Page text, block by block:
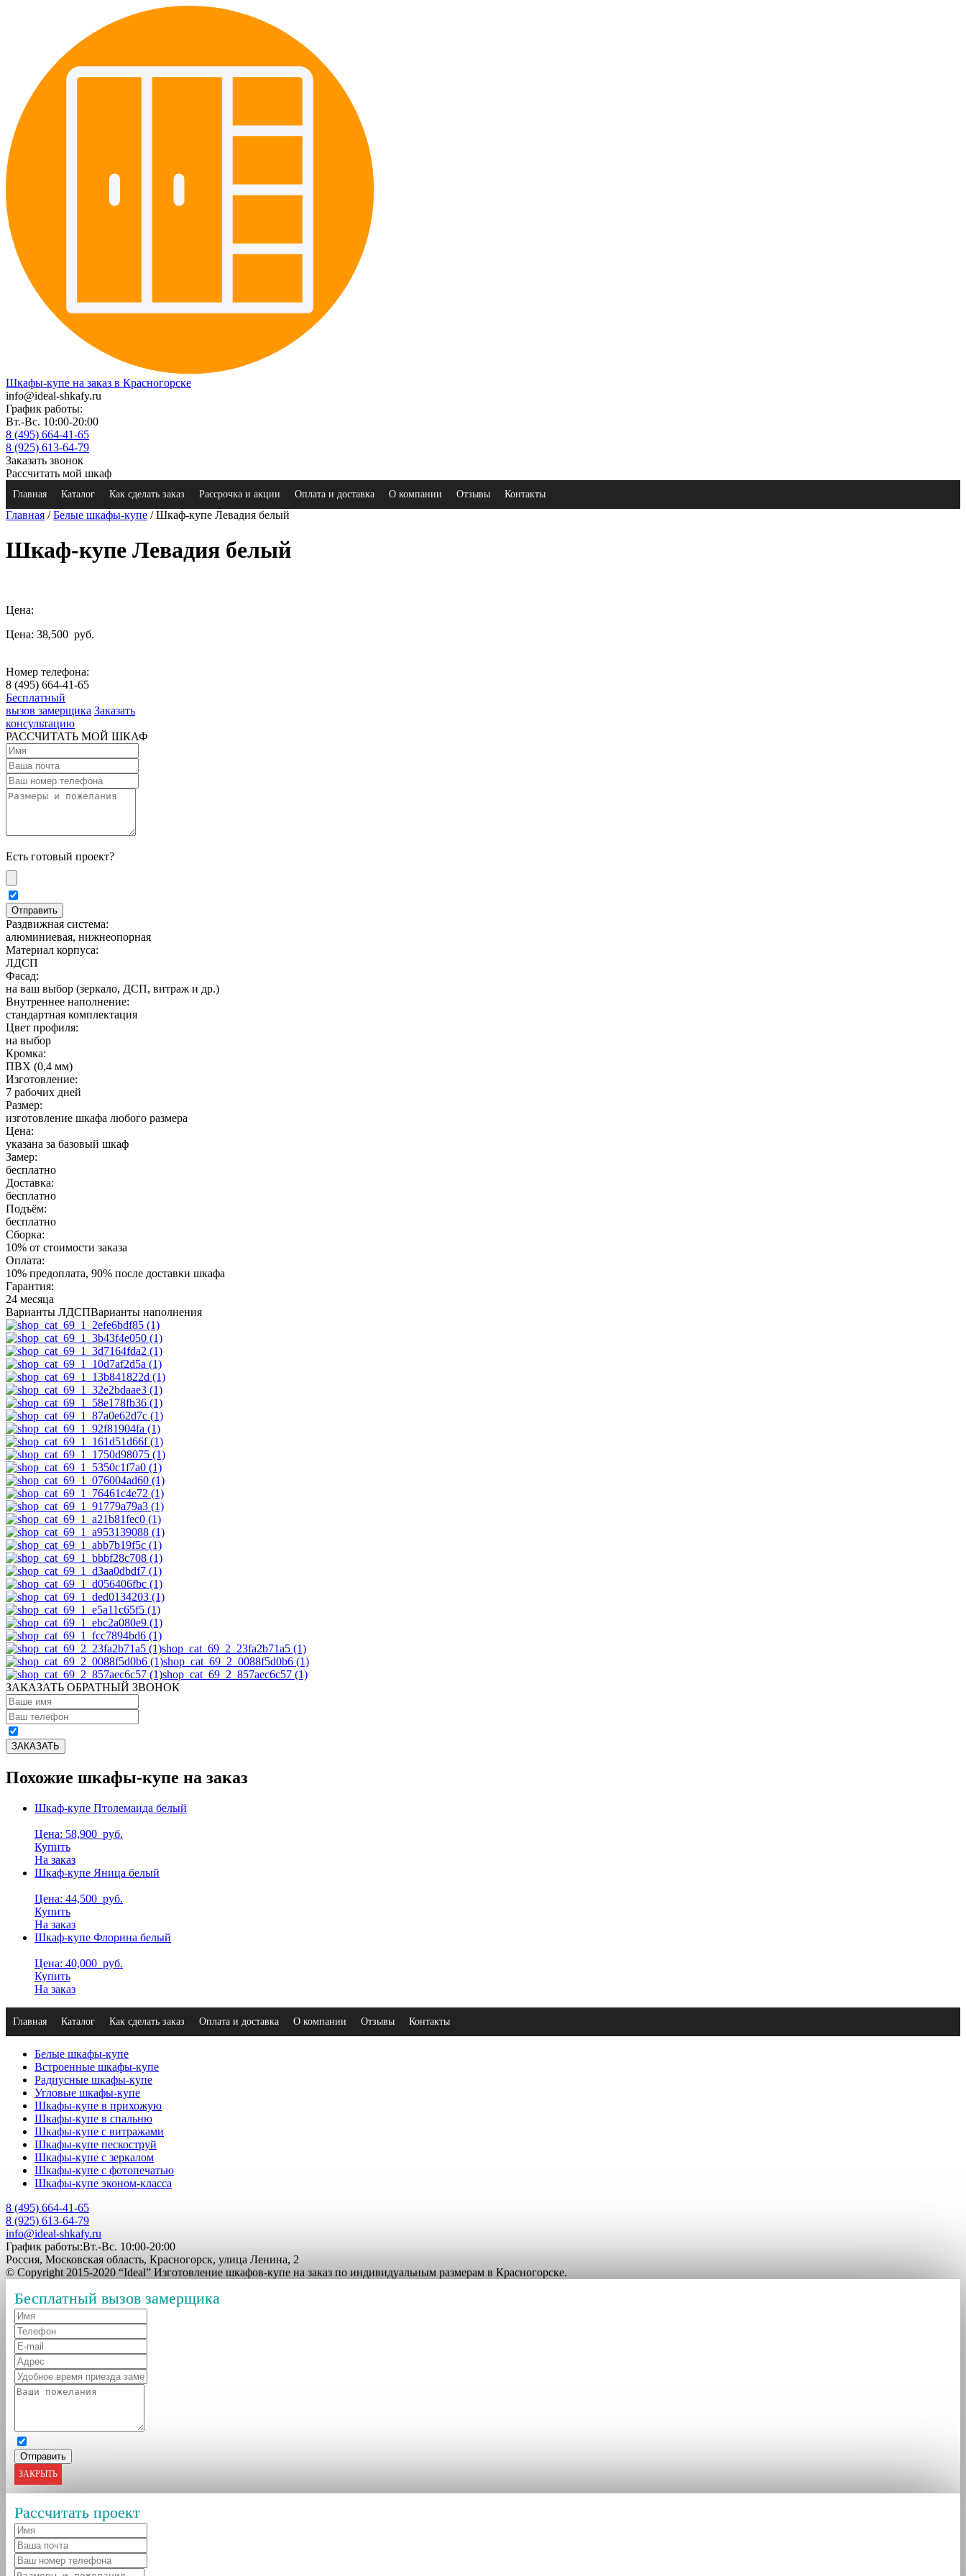
Шкафы-купе на заказ в Красногорске
info@ideal-shkafy.ru
График работы:
Вт.-Вс. 10:00-20:00
8 (495) 664-41-65
8 (925) 613-64-79
Заказать звонок
Рассчитать мой шкаф
Главная Каталог Как сделать заказ Рассрочка и акции Оплата и доставка О компании Отзывы Контакты
Главная /Белые шкафы-купе / Шкаф-купе Левадия белый
Шкаф-купе Левадия белый
Цена:
Цена: 38,500 руб.
Номер телефона:
8 (495) 664-41-65
Бесплатный
вызов замерщика Заказать
консультацию
РАССЧИТАТЬ МОЙ ШКАФ
Есть готовый проект?
Раздвижная система:
алюминиевая, нижнеопорная
Материал корпуса:
ЛДСП
Фасад:
на ваш выбор (зеркало, ДСП, витраж и др.)
Внутреннее наполнение:
стандартная комплектация
Цвет профиля:
на выбор
Кромка:
ПВХ (0,4 мм)
Изготовление:
7 рабочих дней
Размер:
изготовление шкафа любого размера
Цена:
указана за базовый шкаф
Замер:
бесплатно
Доставка:
бесплатно
Подъём:
бесплатно
Сборка:
10% от стоимости заказа
Оплата:
10% предоплата, 90% после доставки шкафа
Гарантия:
24 месяца
Варианты ЛДСПВарианты наполнения
shop_cat_69_2_23fa2b71a5 (1)
shop_cat_69_2_0088f5d0b6 (1)
shop_cat_69_2_857aec6c57 (1)
ЗАКАЗАТЬ ОБРАТНЫЙ ЗВОНОК
Похожие шкафы-купе на заказ
Шкаф-купе Птолемаида белый
Цена: 58,900 руб.
Купить
На заказ
Шкаф-купе Яница белый
Цена: 44,500 руб.
Купить
На заказ
Шкаф-купе Флорина белый
Цена: 40,000 руб.
Купить
На заказ
Главная Каталог Как сделать заказ Оплата и доставка О компании Отзывы Контакты
Белые шкафы-купе
Встроенные шкафы-купе
Радиусные шкафы-купе
Угловые шкафы-купе
Шкафы-купе в прихожую
Шкафы-купе в спальню
Шкафы-купе с витражами
Шкафы-купе пескоструй
Шкафы-купе с зеркалом
Шкафы-купе с фотопечатью
Шкафы-купе эконом-класса
8 (495) 664-41-65
8 (925) 613-64-79
info@ideal-shkafy.ru
График работы:Вт.-Вс. 10:00-20:00
Россия, Московская область, Красногорск, улица Ленина, 2
© Copyright 2015-2020 “Ideal” Изготовление шкафов-купе на заказ по индивидуальным размерам в Красногорске.
Бесплатный вызов замерщика
ЗАКРЫТЬ
Рассчитать проект